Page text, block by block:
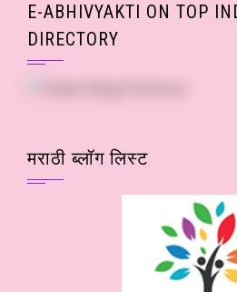
E-ABHIVYAKTI ON TOP
DIRECTORY
मराठी ब्लॉग लिस्ट